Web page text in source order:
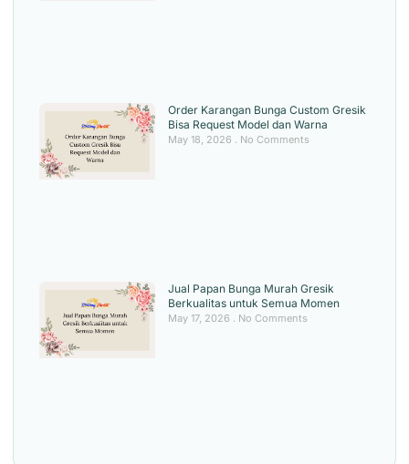
Order Karangan Bunga Custom Gresik
Bisa Request Model dan Warna
May 18, 2026 No Comments
Jual Papan Bunga Murah Gresik
Berkualitas untuk Semua Momen
May 17, 2026 No Comments